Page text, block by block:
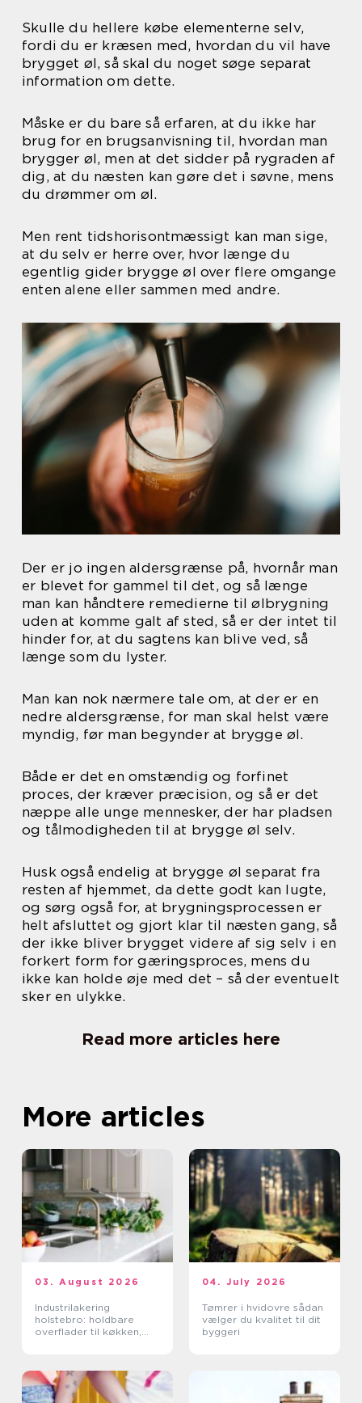
Skulle du hellere købe elementerne selv,
fordi du er kræsen med, hvordan du vil have
brygget øl, så skal du noget søge separat
information om dette.
Måske er du bare så erfaren, at du ikke har
brug for en brugsanvisning til, hvordan man
brygger øl, men at det sidder på rygraden af
dig, at du næsten kan gøre det i søvne, mens
du drømmer om øl.
Men rent tidshorisontmæssigt kan man sige,
at du selv er herre over, hvor længe du
egentlig gider brygge øl over flere omgange
enten alene eller sammen med andre.
Der er jo ingen aldersgrænse på, hvornår man
er blevet for gammel til det, og så længe
man kan håndtere remedierne til ølbrygning
uden at komme galt af sted, så er der intet til
hinder for, at du sagtens kan blive ved, så
længe som du lyster.
Man kan nok nærmere tale om, at der er en
nedre aldersgrænse, for man skal helst være
myndig, før man begynder at brygge øl.
Både er det en omstændig og forfinet
proces, der kræver præcision, og så er det
næppe alle unge mennesker, der har pladsen
og tålmodigheden til at brygge øl selv.
Husk også endelig at brygge øl separat fra
resten af hjemmet, da dette godt kan lugte,
og sørg også for, at brygningsprocessen er
helt afsluttet og gjort klar til næsten gang, så
der ikke bliver brygget videre af sig selv i en
forkert form for gæringsproces, mens du
ikke kan holde øje med det – så der eventuelt
sker en ulykke.
Read more articles here
More articles
03. August 2026
Industrilakering
holstebro: holdbare
overflader til køkken,
04. July 2026
Tømrer i hvidovre sådan
vælger du kvalitet til dit
byggeri